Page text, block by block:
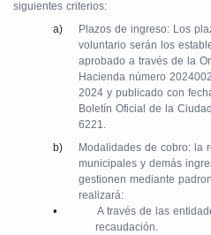
siguientes criterios:
a)
Plazos de ingreso: Los
voluntario serán los
aprobado a través de la
Hacienda número
2024 y publicado con
Boletín Oficial de la
6221.
b)
Modalidades de cobro: la
municipales y demás
gestionen mediante
realizará:
•
A través de las
recaudación.